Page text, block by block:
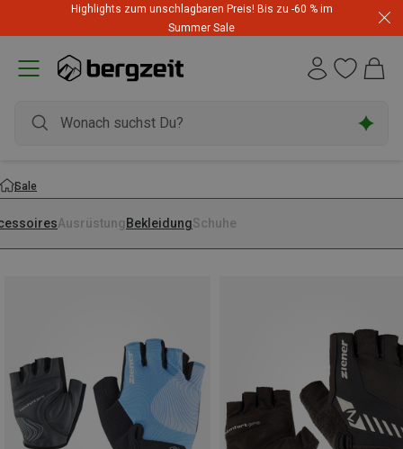
Highlights zum unschlagbaren Preis! Bis zu -60 % im
Summer Sale
Sale
Ausrüstung BekleidungSchuhe